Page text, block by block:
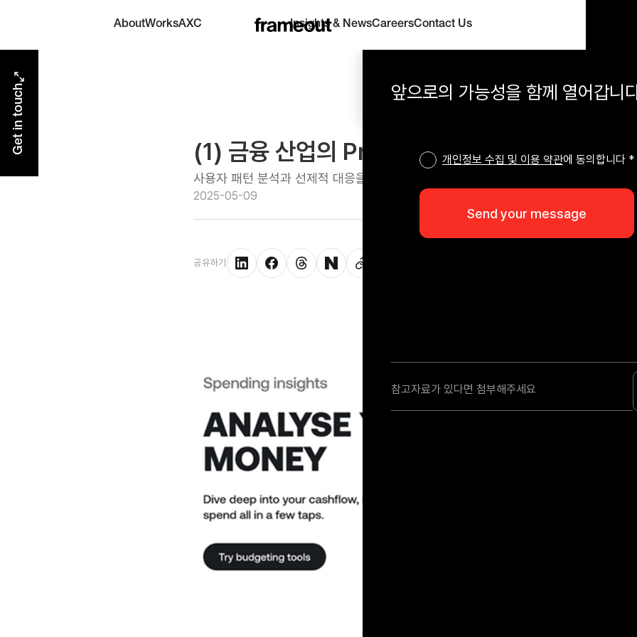
AboutWorksAXC
Insights & NewsCareersContact Us
Get in touch 앞으로의 가능성을 함께 열어갑니
참고자료가 있다면 첨부해주세요
개인정보 수집 및 이용 약관에 동의합니다 *
(1) 금융 산업의 Predictive UX Framework
사용자 패턴 분석과 선제적 대응을 통한 신뢰 구축 및 효율성 증대
2025-05-09
공유하기